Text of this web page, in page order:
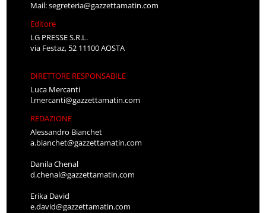
Mail:segreteria@gazzettamatin.com
Editore
LG PRESSE S.R.L.
via Festaz, 52 11100 AOSTA
DIRETTORE RESPONSABILE
Luca Mercanti
l.mercanti@gazzettamatin.com
REDAZIONE
Alessandro Bianchet
a.bianchet@gazzettamatin.com
Danila Chenal
d.chenal@gazzettamatin.com
Erika David
e.david@gazzettamatin.com